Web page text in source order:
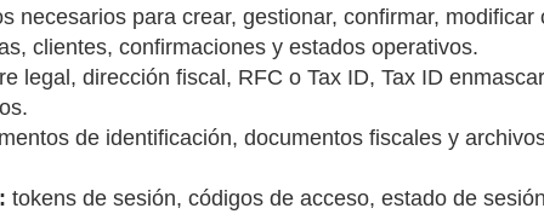
necesarios para crear, gestionar, confirmar,
clientes, confirmaciones y estados operativos.
legal, dirección fiscal, RFC o Tax ID, Tax ID
de identificación, documentos fiscales y
tokens de sesión, códigos de acceso, estado de